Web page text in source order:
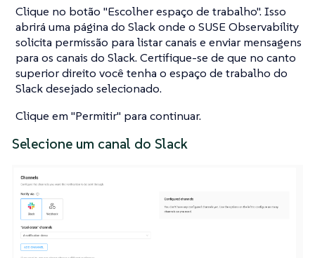
Clique no botão "Escolher espaço de trabalho". Isso
abrirá uma página do Slack onde o SUSE Observability
solicita permissão para listar canais e enviar mensagens
para os canais do Slack. Certifique-se de que no canto
superior direito você tenha o espaço de trabalho do
Slack desejado selecionado.
Clique em "Permitir" para continuar.
Selecione um canal do Slack